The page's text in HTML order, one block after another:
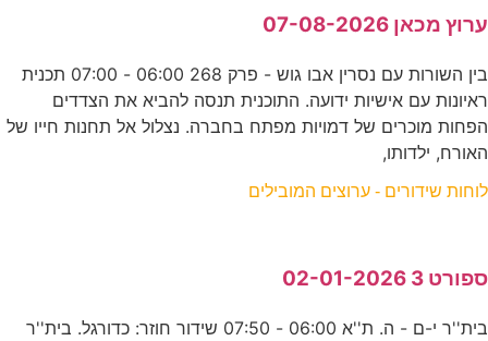
ערוץ מכאן 07-08-2026
בין השורות עם נסרין אבו גוש - פרק 268 06:00 - 07:00 תכנית
ראיונות עם אישיות ידועה. התוכנית תנסה להביא את הצדדים
הפחות מוכרים של דמויות מפתח בחברה. נצלול אל תחנות חייו של
האורח, ילדותו,
לוחות שידורים - ערוצים המובילים
ספורט 3 02-01-2026
בית''ר י-ם - ה. ת''א 06:00 - 07:50 שידור חוזר: כדורגל. בית''ר